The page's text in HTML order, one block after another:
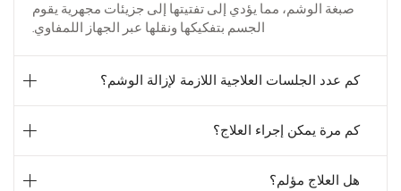
صبغة الوشم، مما يؤدي إلى تفتيتها إلى جزيئات مجهرية يقوم
الجسم بتفكيكها ونقلها عبر الجهاز اللمفاوي.
كم عدد الجلسات العلاجية اللازمة لإزالة الوشم؟
كم مرة يمكن إجراء العلاج؟
هل العلاج مؤلم؟